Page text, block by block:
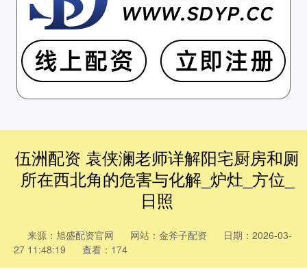
伍洲配资 袁侠澜老师详解阳宅厨房和厕
所在西北角的危害与化解_炉灶_方位_
日照
来源：旭盛配资官网 网站：金斧子配资
日期：2026-03-
27 11:48:19
查看：174